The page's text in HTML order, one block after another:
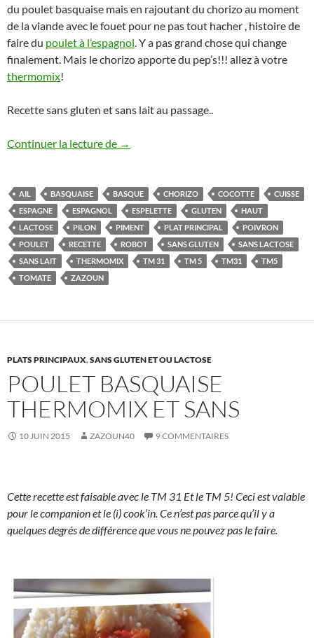
du poulet basquaise mais en rajoutant du chorizo au moment
de la viande avec le fouet pour ne pas tout hacher , histoire de
faire du poulet à l’espagnol. Y a pas grand chose qui change
finalement. Mais le chorizo apporte du pep’s!!! allez à votre
thermomix!
Recette sans gluten et sans lait au passage..
Continuer la lecture de Poulet à l’espagnol thermomix et sans
→
AIL BASQUAISE BASQUE CHORIZO COCOTTE
CUISSE
ESPAGNE
ESPAGNOL ESPELETTE GLUTEN
HAUT
LACTOSE
PILON PIMENT PLAT PRINCIPAL
POIVRON
POULET
RECETTE ROBOT SANS GLUTEN
SANS LACTOSE
SANS LAIT
THERMOMIX TM 31 TM 5 TM31
TM5
TOMATE
ZAZOUN
PLATS PRINCIPAUX,SANS GLUTEN ET OU LACTOSE
POULET BASQUAISE
THERMOMIX ET SANS
10 JUIN 2015 ZAZOUN40 9 COMMENTAIRES
Cette recette est faisable avec le TM 31 Et le TM 5! Ceci est valable
pour le companion et le (i) cook’in. Ce n’est pas parce qu’il y a
quelques degrés de différence que vous ne pouvez pas le faire.